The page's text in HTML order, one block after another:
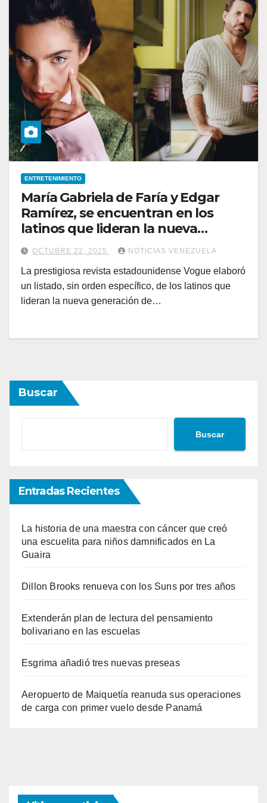
ENTRETENIMIENTO
María Gabriela de Faría y Edgar
Ramírez, se encuentran en los
latinos que lideran la nueva
generación de Hollywood, según
Vogue
OCTUBRE 22, 2025 NOTICIAS VENEZUELA
La prestigiosa revista estadounidense Vogue elaboró
un listado, sin orden específico, de los latinos que
lideran la nueva generación de…
Buscar
Buscar
Entradas Recientes
La historia de una maestra con cáncer que creó
una escuelita para niños damnificados en La
Guaira
Dillon Brooks renueva con los Suns por tres años
Extenderán plan de lectura del pensamiento
bolivariano en las escuelas
Esgrima añadió tres nuevas preseas
Aeropuerto de Maiquetía reanuda sus operaciones
de carga con primer vuelo desde Panamá